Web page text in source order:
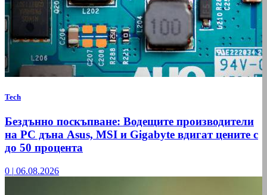
Tech
Бездънно поскъпване: Водещите производители
на РС дъна Asus, MSI и Gigabyte вдигат цените с
до 50 процента
0 | 06.08.2026